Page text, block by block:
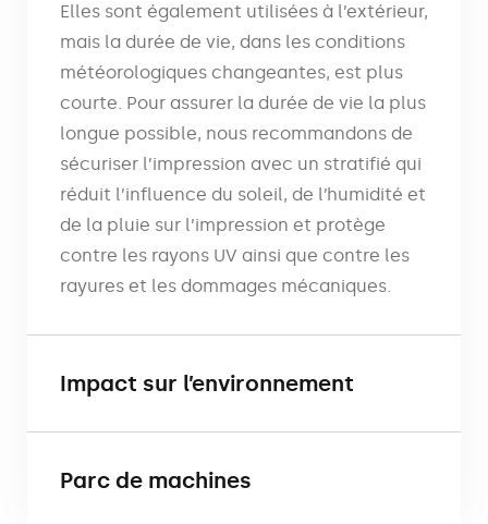
Elles sont également utilisées à l’extérieur,
mais la durée de vie, dans les conditions
météorologiques changeantes, est plus
courte. Pour assurer la durée de vie la plus
longue possible, nous recommandons de
sécuriser l’impression avec un stratifié qui
réduit l’influence du soleil, de l’humidité et
de la pluie sur l’impression et protège
contre les rayons UV ainsi que contre les
rayures et les dommages mécaniques.
Impact sur l’environnement
Parc de machines